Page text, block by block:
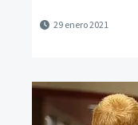
29 enero 2021